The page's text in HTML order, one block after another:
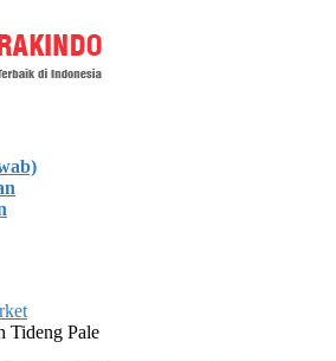
Tideng Pale